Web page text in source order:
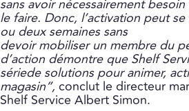
sans avoir nécessairement
le faire. Donc, l’activation peut
ou deux semaines sans
devoir mobiliser un membre du
d’action démontre que Shelf
sériede solutions pour animer,
magasin”, conclut le directeur
Shelf Service Albert Simon.